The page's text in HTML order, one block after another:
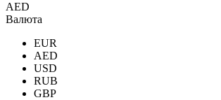
AED
Валюта
EUR
AED
USD
RUB
GBP